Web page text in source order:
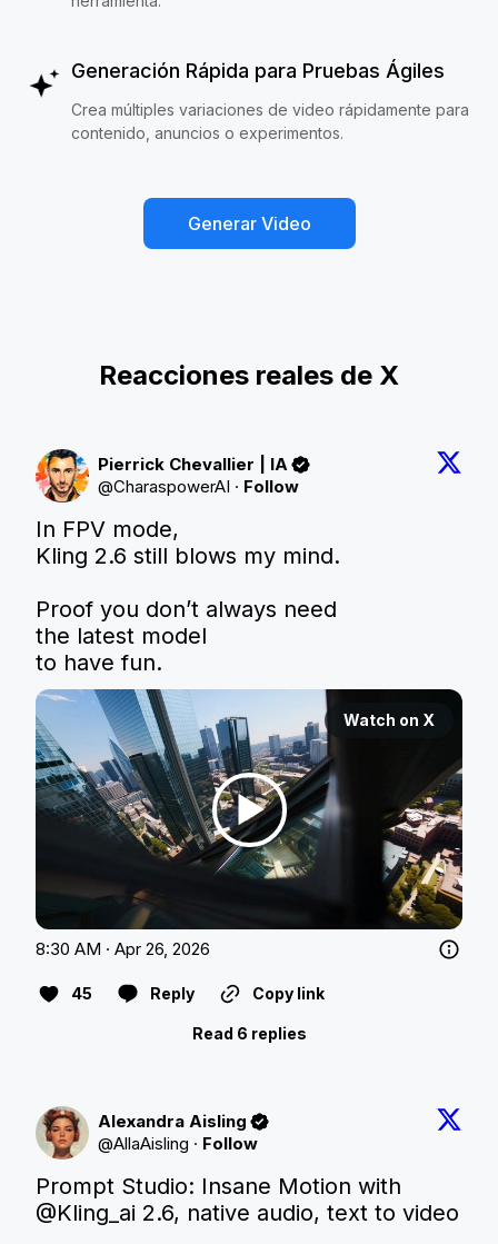
Generación Rápida para Pruebas Ágiles
Crea múltiples variaciones de video rápidamente para
contenido, anuncios o experimentos.
Generar Video
Reacciones reales de X
Pierrick Chevallier | IA
@CharaspowerAI · Follow
In FPV mode,
Kling 2.6 still blows my mind.
Proof you don’t always need
the latest model
to have fun.
Watch on X
8:30 AM · Apr 26, 2026
45 Reply Copy link
Read 6 replies
Alexandra Aisling
@AllaAisling · Follow
@Kling_ai 2.6, native audio, text to video